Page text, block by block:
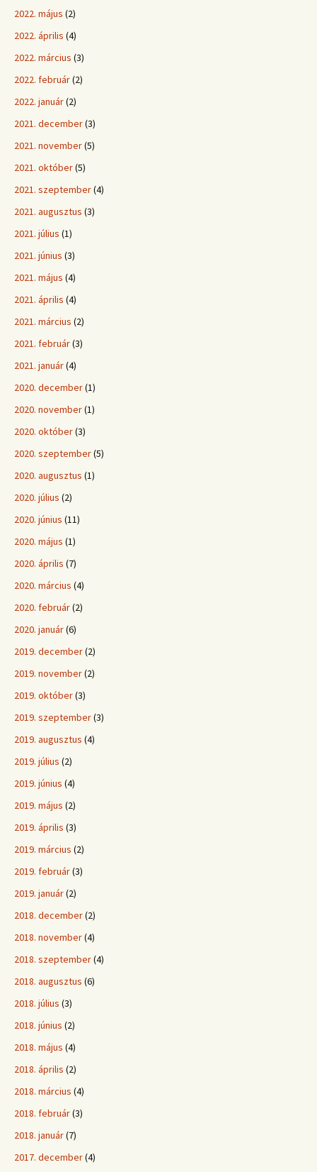
2022. május (2)
2022. április (4)
2022. március (3)
2022. február(2)
2022. január(2)
2021. december(3)
2021. november(5)
2021. október(5)
2021. szeptember(4)
2021. augusztus (3)
2021. július (1)
2021. június (3)
2021. május (4)
2021. április (4)
2021. március (2)
2021. február(3)
2021. január(4)
2020. december(1)
2020. november(1)
2020. október(3)
2020. szeptember(5)
2020. augusztus (1)
2020. július (2)
2020. június (11)
2020. május (1)
2020. április (7)
2020. március (4)
2020. február(2)
2020. január(6)
2019. december(2)
2019. november(2)
2019. október(3)
2019. szeptember(3)
2019. augusztus (4)
2019. július (2)
2019. június (4)
2019. május (2)
2019. április (3)
2019. március (2)
2019. február(3)
2019. január(2)
2018. december(2)
2018. november(4)
2018. szeptember(4)
2018. augusztus (6)
2018. július (3)
2018. június (2)
2018. május (4)
2018. április (2)
2018. március (4)
2018. február(3)
2018. január(7)
2017. december(4)